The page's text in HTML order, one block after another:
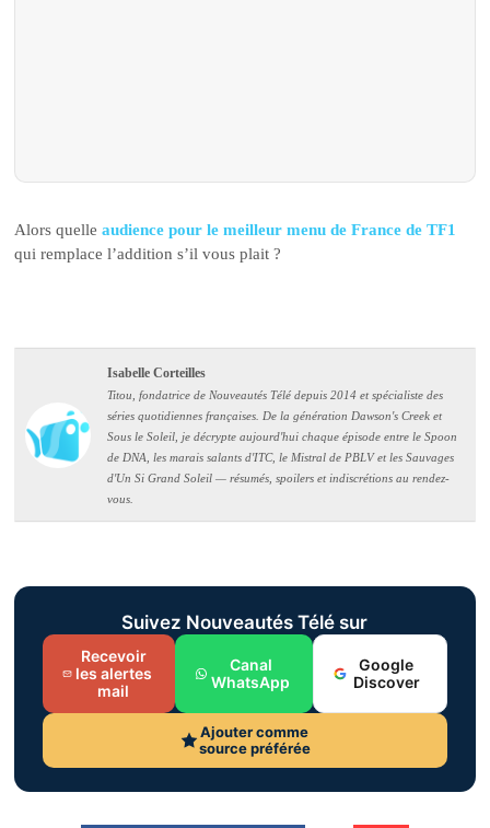
Alors quelleaudience pour le meilleur menu de France de TF1
qui remplace l’addition s’il vous plait ?
Isabelle Corteilles
Titou, fondatrice de Nouveautés Télé depuis 2014 et spécialiste des
séries quotidiennes françaises. De la génération Dawson's Creek et
Sous le Soleil, je décrypte aujourd'hui chaque épisode entre le Spoon
de DNA, les marais salants d'ITC, le Mistral de PBLV et les Sauvages
d'Un Si Grand Soleil — résumés, spoilers et indiscrétions au rendez-
vous.
Suivez Nouveautés Télé sur
Recevoir
les alertes
mail
Canal
WhatsApp
Google
Discover
Ajouter comme
source préférée